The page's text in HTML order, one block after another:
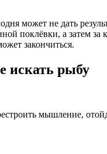
может не дать
поклёвки, а
закончиться.
искать рыбу
мышление,